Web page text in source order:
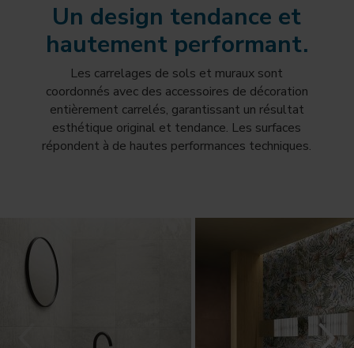
Un design tendance et
hautement performant.
Les carrelages de sols et muraux sont
coordonnés avec des accessoires de décoration
entièrement carrelés, garantissant un résultat
esthétique original et tendance. Les surfaces
répondent à de hautes performances techniques.